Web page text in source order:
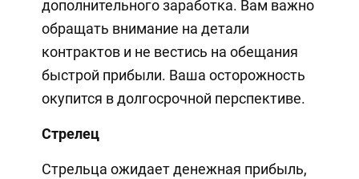
дополнительного заработка. Вам важно
обращать внимание на детали
контрактов и не вестись на обещания
быстрой прибыли. Ваша осторожность
окупится в долгосрочной перспективе.
Стрелец
Стрельца ожидает денежная прибыль,